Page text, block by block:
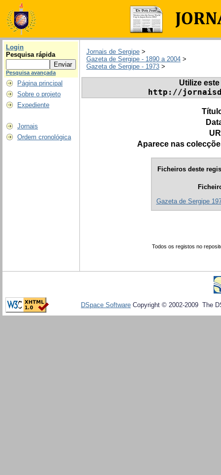
Login
Pesquisa rápida
Pesquisa avançada
Página principal
Sobre o projeto
Expediente
Jornais
Ordem cronológica
Jornais de Sergipe >
Gazeta de Sergipe - 1890 a 2004 >
Gazeta de Sergipe - 1973 >
Utilize
http://
Aparece nas
Ficheiros deste
Gazeta de Sergipe
Todos os registos no
DSpace Software Copyright © 2002-2009 The